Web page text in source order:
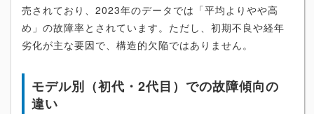
売されており、2023年のデータでは「平均よりやや高
め」の故障率とされています。ただし、初期不良や経年
劣化が主な要因で、構造的欠陥ではありません。
モデル別（初代・2代目）での故障傾向の
違い